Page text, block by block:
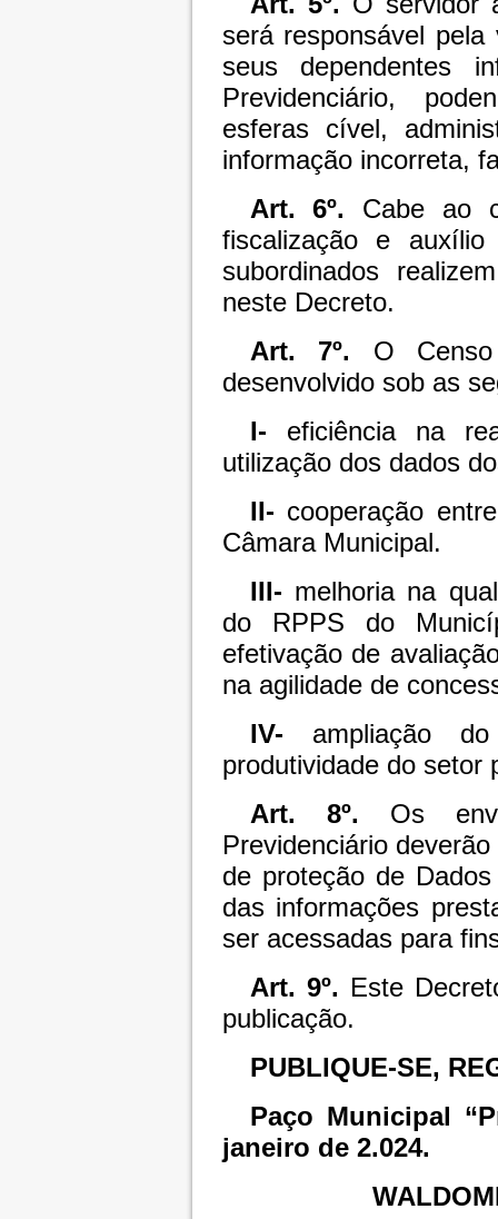
será responsável
seus dependentes
Previdenciário,
esferas cível,
informação incorreta,
Art. 6º. Cabe ao
fiscalização e
subordinados
neste Decreto.
Art. 7º. O Censo
desenvolvido sob as
I- eficiência na
utilização dos dados
II- cooperação
Câmara Municipal.
III- melhoria na
do RPPS do
efetivação de
na agilidade de
IV- ampliação
produtividade do setor
Art. 8º. Os
Previdenciário
de proteção de
das informações
ser acessadas para
Art. 9º. Este
publicação.
PUBLIQUE-SE,
Paço Municipal
janeiro de 2.024.